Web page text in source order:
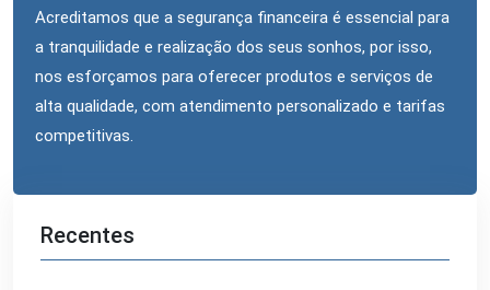
Acreditamos que a segurança financeira é essencial para
a tranquilidade e realização dos seus sonhos, por isso,
nos esforçamos para oferecer produtos e serviços de
alta qualidade, com atendimento personalizado e tarifas
competitivas.
Recentes